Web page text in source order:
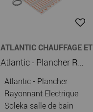
ATLANTIC CHAUFFAGE ET
Atlantic - Plancher Rayonnant Electrique Soleka salle de bain 150W/m2 6m2 890W (120270)
Atlantic - Plancher
Rayonnant Electrique
Soleka salle de bain